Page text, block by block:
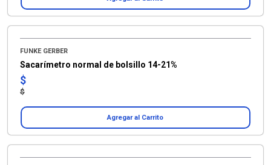
FUNKE GERBER
Sacarímetro normal de bolsillo 14-21%
$
$
Agregar al Carrito